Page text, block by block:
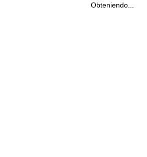
Obteniendo...